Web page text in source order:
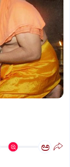
ಅ